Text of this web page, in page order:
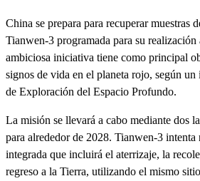
China se prepara para recuperar muestras
Tianwen-3 programada para su realización
ambiciosa iniciativa tiene como principal
signos de vida en el planeta rojo, según
de Exploración del Espacio Profundo.
La misión se llevará a cabo mediante dos
para alrededor de 2028. Tianwen-3 intenta
integrada que incluirá el aterrizaje, la
regreso a la Tierra, utilizando el mismo